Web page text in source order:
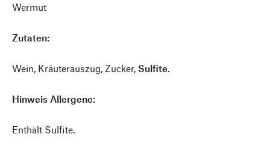
Wermut
Zutaten:
Wein, Kräuterauszug, Zucker, Sulfite.
Hinweis Allergene:
Enthält Sulfite.